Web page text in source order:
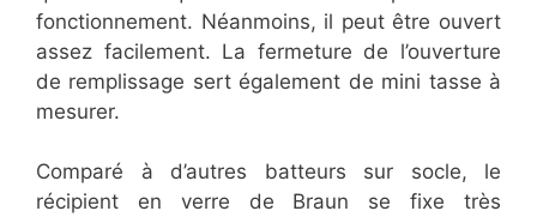
fonctionnement. Néanmoins, il peut être ouvert
assez facilement. La fermeture de l’ouverture
de remplissage sert également de mini tasse à
mesurer.
Comparé à d’autres batteurs sur socle, le
récipient en verre de Braun se fixe très